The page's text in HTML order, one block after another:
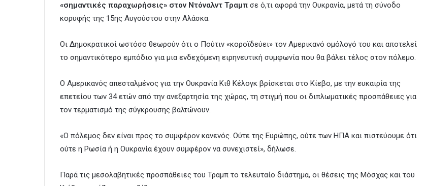
«σημαντικές παραχωρήσεις» στον Ντόναλντ Τραμπ σε ό,τι αφορά την Ουκρανία, μετά τη σύνοδο
κορυφής της 15ης Αυγούστου στην Αλάσκα.
Οι Δημοκρατικοί ωστόσο θεωρούν ότι ο Πούτιν «κοροϊδεύει» τον Αμερικανό ομόλογό του και αποτελεί
το σημαντικότερο εμπόδιο για μια ενδεχόμενη ειρηνευτική συμφωνία που θα βάλει τέλος στον πόλεμο.
Ο Αμερικανός απεσταλμένος για την Ουκρανία Κιθ Κέλογκ βρίσκεται στο Κίεβο, με την ευκαιρία της
επετείου των 34 ετών από την ανεξαρτησία της χώρας, τη στιγμή που οι διπλωματικές προσπάθειες για
τον τερματισμό της σύγκρουσης βαλτώνουν.
«Ο πόλεμος δεν είναι προς το συμφέρον κανενός. Ούτε της Ευρώπης, ούτε των ΗΠΑ και πιστεύουμε ότι
ούτε η Ρωσία ή η Ουκρανία έχουν συμφέρον να συνεχιστεί», δήλωσε.
Παρά τις μεσολαβητικές προσπάθειες του Τραμπ το τελευταίο διάστημα, οι θέσεις της Μόσχας και του